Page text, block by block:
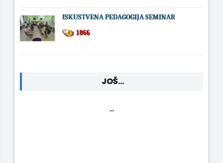
ISKUSTVENA PEDAGOGIJA SEMINAR
1866
JOŠ...
...